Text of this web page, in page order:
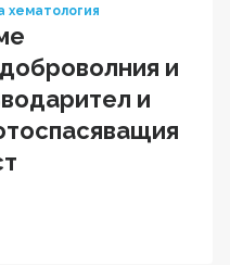
хематология
и
и